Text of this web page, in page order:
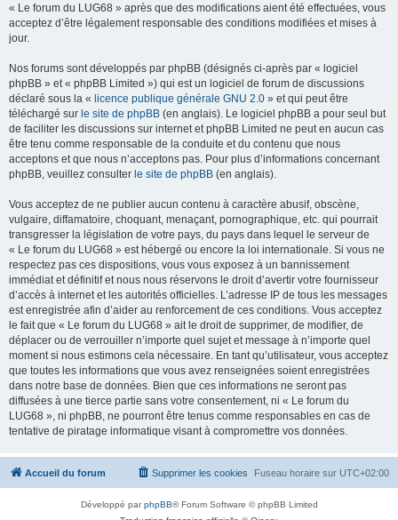
« Le forum du LUG68 » après que des modifications aient été effectuées, vous
acceptez d’être légalement responsable des conditions modifiées et mises à
jour.
Nos forums sont développés par phpBB (désignés ci-après par « logiciel
phpBB » et « phpBB Limited ») qui est un logiciel de forum de discussions
déclaré sous la « licence publique générale GNU 2.0 » et qui peut être
téléchargé sur le site de phpBB (en anglais). Le logiciel phpBB a pour seul but
de faciliter les discussions sur internet et phpBB Limited ne peut en aucun cas
être tenu comme responsable de la conduite et du contenu que nous
acceptons et que nous n’acceptons pas. Pour plus d’informations concernant
phpBB, veuillez consulter le site de phpBB (en anglais).
Vous acceptez de ne publier aucun contenu à caractère abusif, obscène,
vulgaire, diffamatoire, choquant, menaçant, pornographique, etc. qui pourrait
transgresser la législation de votre pays, du pays dans lequel le serveur de
« Le forum du LUG68 » est hébergé ou encore la loi internationale. Si vous ne
respectez pas ces dispositions, vous vous exposez à un bannissement
immédiat et définitif et nous nous réservons le droit d’avertir votre fournisseur
d’accès à internet et les autorités officielles. L’adresse IP de tous les messages
est enregistrée afin d’aider au renforcement de ces conditions. Vous acceptez
le fait que « Le forum du LUG68 » ait le droit de supprimer, de modifier, de
déplacer ou de verrouiller n’importe quel sujet et message à n’importe quel
moment si nous estimons cela nécessaire. En tant qu’utilisateur, vous acceptez
que toutes les informations que vous avez renseignées soient enregistrées
dans notre base de données. Bien que ces informations ne seront pas
diffusées à une tierce partie sans votre consentement, ni « Le forum du
LUG68 », ni phpBB, ne pourront être tenus comme responsables en cas de
tentative de piratage informatique visant à compromettre vos données.
Accueil du forum Fuseau horaire sur UTC+02:00
Supprimer les cookies
Développé parphpBB® Forum Software © phpBB Limited